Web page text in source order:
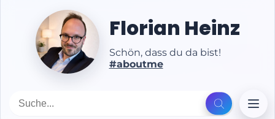
Florian Heinz
Schön, dass du da bist!
#aboutme